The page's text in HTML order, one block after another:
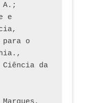
A.;
e
para o
Ciência da